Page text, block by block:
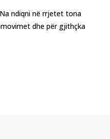
ndiqni në rrjetet tona
dhe për gjithçka